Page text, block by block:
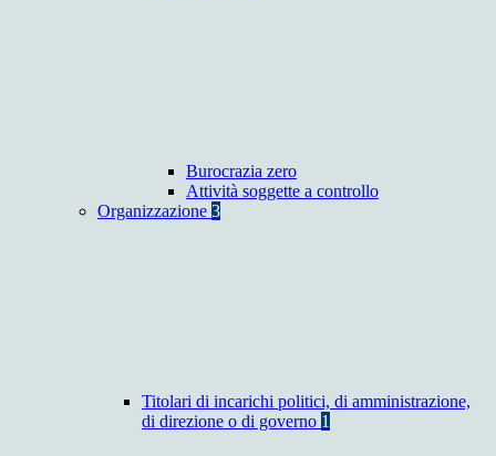
Burocrazia zero
Attività soggette a controllo
Organizzazione 3
Titolari di incarichi politici, di amministrazione,
di direzione o di governo 1